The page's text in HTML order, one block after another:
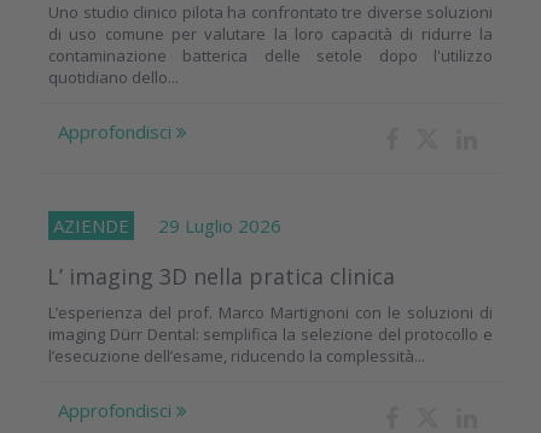
Uno studio clinico pilota ha confrontato tre diverse soluzioni
di uso comune per valutare la loro capacità di ridurre la
contaminazione batterica delle setole dopo l'utilizzo
quotidiano dello...
Approfondisci
AZIENDE 29 Luglio 2026
L’ imaging 3D nella pratica clinica
L’esperienza del prof. Marco Martignoni con le soluzioni di
imaging Dürr Dental: semplifica la selezione del protocollo e
l’esecuzione dell’esame, riducendo la complessità...
Approfondisci